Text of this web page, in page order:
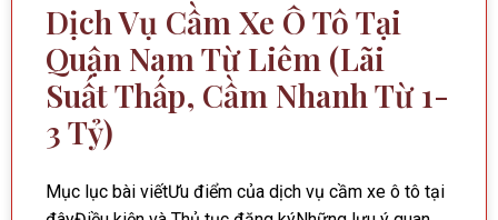
Dịch Vụ Cầm Xe Ô Tô Tại
Quận Nam Từ Liêm (Lãi
Suất Thấp, Cầm Nhanh Từ 1-
3 Tỷ)
Mục lục bài viếtƯu điểm của dịch vụ cầm xe ô tô tại